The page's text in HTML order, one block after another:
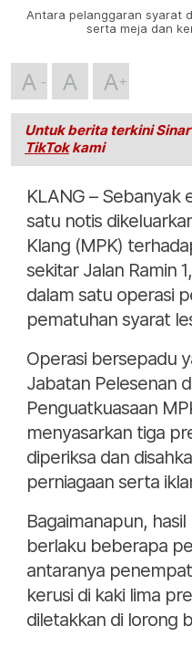
Antara pelanggaran syarat
serta meja dan
A A A
Untuk berita terkini
TikTokkami
KLANG –
satu notis
Klang (MPK)
sekitar Jalan Ramin
dalam satu operasi
pematuhan syarat
Operasi bersepadu
Jabatan Pelesenan
Penguatkuasaan
menyasarkan tiga
diperiksa dan
perniagaan serta
Bagaimanapun,
berlaku beberapa
antaranya
kerusi di kaki lima
diletakkan di lorong